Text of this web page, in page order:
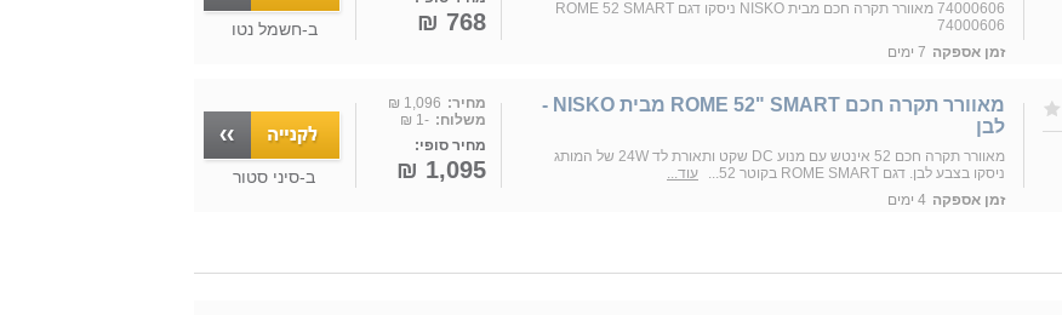
74000606 מאוורר תקרה חכם מבית NISKO ניסקו דגם ROME 52 SMART
74000606
זמן אספקה 7 ימים
768 ₪ ב-חשמל נטו
מאוורר תקרה חכם ROME 52" SMART מבית NISKO -
לבן
מאוורר תקרה חכם 52 אינטש עם מנוע DC שקט ותאורת לד 24W של המותג
ניסקו בצבע לבן. דגם ROME SMART בקוטר 52...
עוד...
זמן אספקה 4 ימים
מחיר: 1,096 ₪
משלוח: -1 ₪
מחיר סופי:
1,095 ₪ ב-סיני סטור